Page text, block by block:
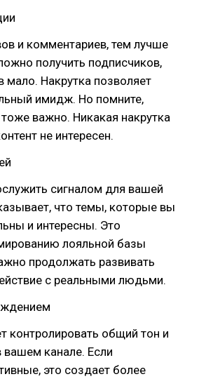
и комментариев, тем лучше
получить подписчиков,
мало. Накрутка позволяет
имидж. Но помните,
тоже важно. Никакая накрутка
не интересен.
сигналом для вашей
что темы, которые вы
и интересны. Это
лояльной базы
продолжать развивать
с реальными людьми.
контролировать общий тон и
канале. Если
это создает более